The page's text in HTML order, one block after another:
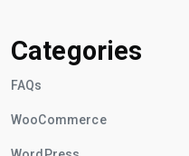
Categories
FAQs
WooCommerce